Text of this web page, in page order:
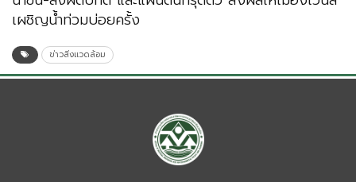
เผชิญน้ำท่วมบ่อยครั้ง
ข่าวสิ่งแวดล้อม